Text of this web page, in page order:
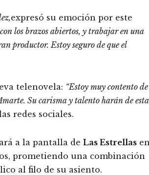
expresó su emoción por este
los brazos abiertos, y trabajar en una
productor. Estoy seguro de que el
telenovela: “Estoy muy contento de
Su carisma y talento harán de esta
redes sociales.
a la pantalla de Las Estrellas
prometiendo una combinación
al filo de su asiento.